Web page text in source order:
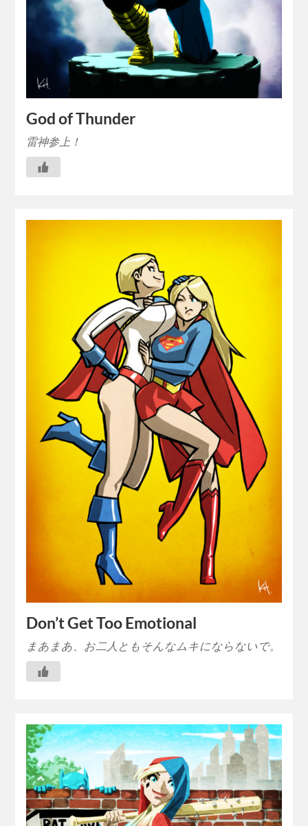
God of Thunder
雷神参上！
Don’t Get Too Emotional
まあまあ、お二人ともそんなムキにならないで。